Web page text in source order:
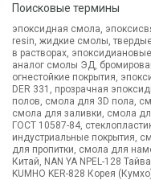
Поисковые термины
эпоксидная смола,
resin, жидкие смолы,
в растворах,
аналог смолы ЭД,
огнестойкие покрытия,
DER 331, прозрачная
полов, смола для 3D пола,
смола для заливки, смола
ГОСТ 10587-84,
индустриальные покрытия,
для пропитки, смола для
Китай, NAN YA NPEL-128
KUMHO KER-828 Корея